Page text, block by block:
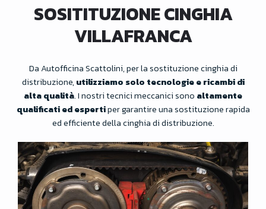
SOSITITUZIONE CINGHIA
VILLAFRANCA
Da Autofficina Scattolini, per la sostituzione cinghia di
distribuzione,utilizziamo solo tecnologie e ricambi di
alta qualità. I nostri tecnici meccanici sono altamente
qualificati ed espertiper garantire una sostituzione rapida
ed efficiente della cinghia di distribuzione.